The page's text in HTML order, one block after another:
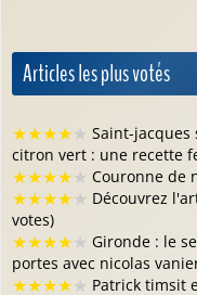
Articles les plus votés
★★★★★ Saint-jacques
citron vert : une recette
★★★★★ Couronne de
★★★★★ Découvrez
votes)
★★★★★ Gironde : le
portes avec nicolas
★★★★★ Patrick timsit